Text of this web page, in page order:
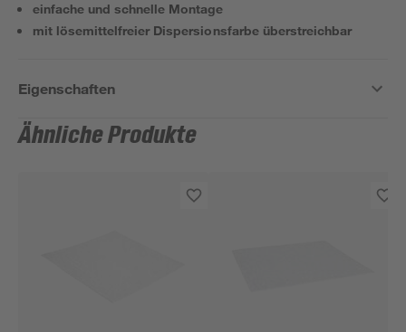
einfache und schnelle Montage
mit lösemittelfreier Dispersionsfarbe überstreichbar
Eigenschaften
Ähnliche Produkte